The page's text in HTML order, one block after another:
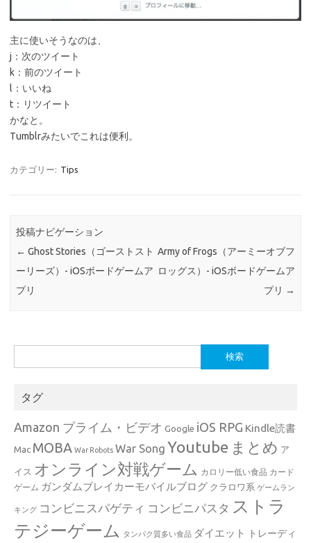
主に使いそうなのは、
j：次のツイート
k：前のツイート
l：いいね
t：リツイート
かなと。
Tumblrみたいでこれは便利。
カテゴリー: Tips
投稿ナビゲーション
← Ghost Stories（ゴーストスト
ーリーズ）- iOSボードゲームア
プリ
Army of Frogs（アーミーオブフ
ロッグス）- iOSボードゲームア
プリ →
索:
タグ
Amazon プライム・ビデオ Google iOS RPG Kindle読書
Mac MOBA War Robots War Song Youtube まとめ ア
イス オンライン対戦ゲーム カロリー低い食品 カード
ゲーム ガンダムブレイカーモバイルブログ クラロワ系 ゲームラン
キング コンビニスパゲティ コンビニパスタ ストラ
テジーゲーム
タンパク質多い食品 ダイエット
トレーディ